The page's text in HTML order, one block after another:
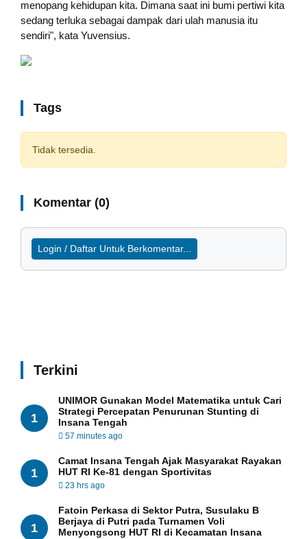
menopang kehidupan kita. Dimana saat ini bumi pertiwi kita
sedang terluka sebagai dampak dari ulah manusia itu
sendiri", kata Yuvensius.
Tags
Tidak tersedia.
Komentar (0)
Login / Daftar Untuk Berkomentar...
Terkini
1
UNIMOR Gunakan Model Matematika untuk Cari
Strategi Percepatan Penurunan Stunting di
Insana Tengah
57 minutes ago
1
Camat Insana Tengah Ajak Masyarakat Rayakan
HUT RI Ke-81 dengan Sportivitas
23 hrs ago
1
Fatoin Perkasa di Sektor Putra, Susulaku B
Berjaya di Putri pada Turnamen Voli
Menyongsong HUT RI di Kecamatan Insana